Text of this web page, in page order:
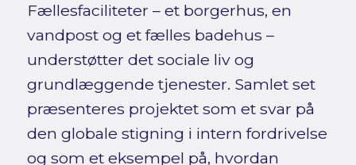
Fællesfaciliteter – et borgerhus, en
vandpost og et fælles badehus –
understøtter det sociale liv og
grundlæggende tjenester. Samlet set
præsenteres projektet som et svar på
den globale stigning i intern fordrivelse
og som et eksempel på, hvordan